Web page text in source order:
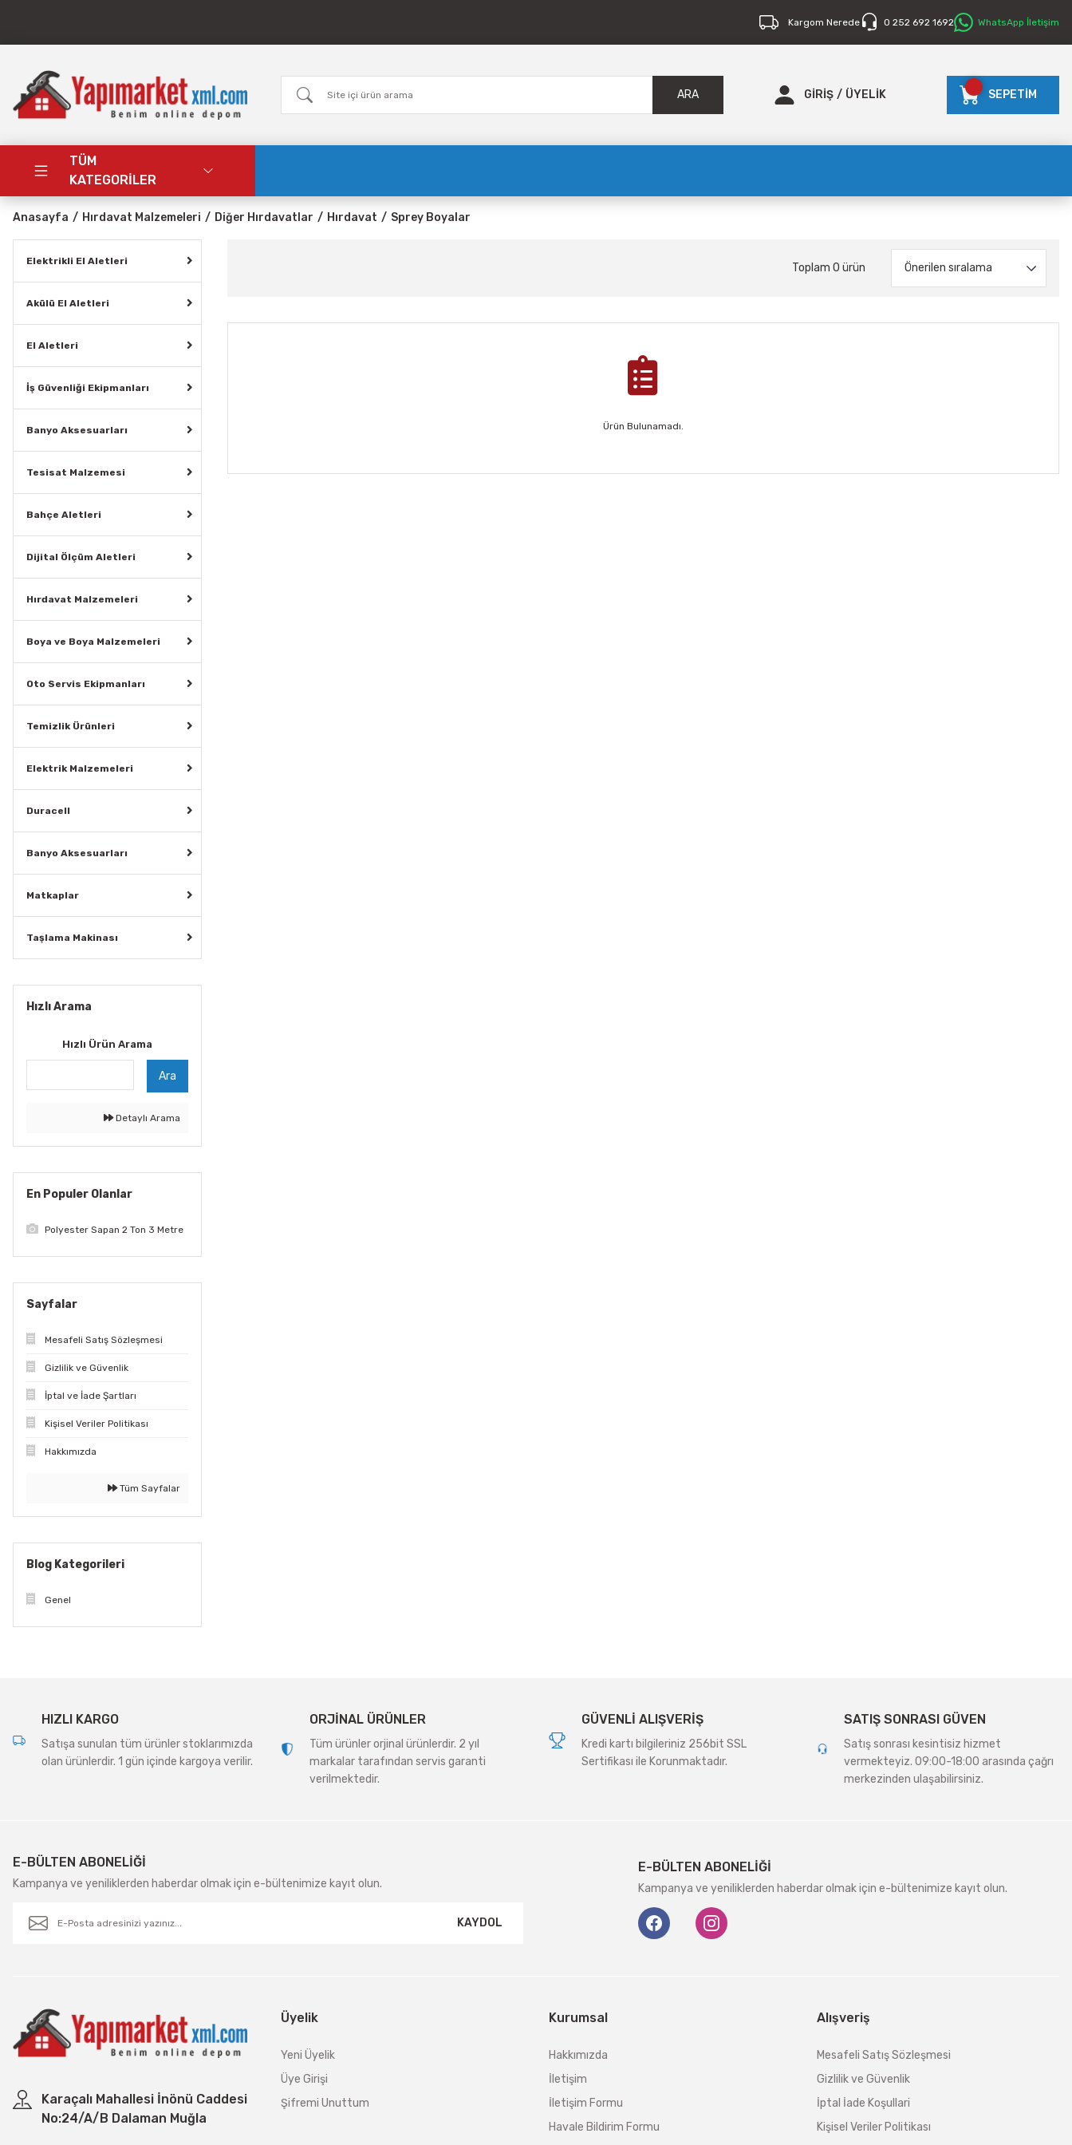
Kargom Nerede 0 252 692 1692 WhatsApp İletişim
ARA GİRİŞ / ÜYELİK SEPETİM
TÜM
KATEGORİLER
Anasayfa Hırdavat Malzemeleri Diğer Hırdavatlar Hırdavat Sprey Boyalar
Elektrikli El Aletleri
Akülü El Aletleri
El Aletleri
İş Güvenliği Ekipmanları
Banyo Aksesuarları
Tesisat Malzemesi
Bahçe Aletleri
Dijital Ölçüm Aletleri
Hırdavat Malzemeleri
Boya ve Boya Malzemeleri
Oto Servis Ekipmanları
Temizlik Ürünleri
Elektrik Malzemeleri
Duracell
Banyo Aksesuarları
Matkaplar
Taşlama Makinası
Hızlı Arama
Hızlı Ürün Arama
Ara
Detaylı Arama
En Populer Olanlar
Polyester Sapan 2 Ton 3 Metre
Sayfalar
Mesafeli Satış Sözleşmesi
Gizlilik ve Güvenlik
İptal ve İade Şartları
Kişisel Veriler Politikası
Hakkımızda
Tüm Sayfalar
Blog Kategorileri
Genel
Toplam 0 ürün
Ürün Bulunamadı.
HIZLI KARGO
Satışa sunulan tüm ürünler stoklarımızda
olan ürünlerdir. 1 gün içinde kargoya verilir.
ORJİNAL ÜRÜNLER
Tüm ürünler orjinal ürünlerdir. 2 yıl
markalar tarafından servis garanti
verilmektedir.
GÜVENLİ ALIŞVERİŞ
Kredi kartı bilgileriniz 256bit SSL
Sertifikası ile Korunmaktadır.
SATIŞ SONRASI GÜVEN
Satış sonrası kesintisiz hizmet
vermekteyiz. 09:00-18:00 arasında çağrı
merkezinden ulaşabilirsiniz.
E-BÜLTEN ABONELİĞİ
Kampanya ve yeniliklerden haberdar olmak için e-bültenimize kayıt olun.
KAYDOL
E-BÜLTEN ABONELİĞİ
Kampanya ve yeniliklerden haberdar olmak için e-bültenimize kayıt olun.
Karaçalı Mahallesi İnönü Caddesi
No:24/A/B Dalaman Muğla
Üyelik
Yeni Üyelik
Üye Girişi
Şifremi Unuttum
Kurumsal
Hakkımızda
İletişim
İletişim Formu
Havale Bildirim Formu
Alışveriş
Mesafeli Satış Sözleşmesi
Gizlilik ve Güvenlik
İptal İade Koşullari
Kişisel Veriler Politikası